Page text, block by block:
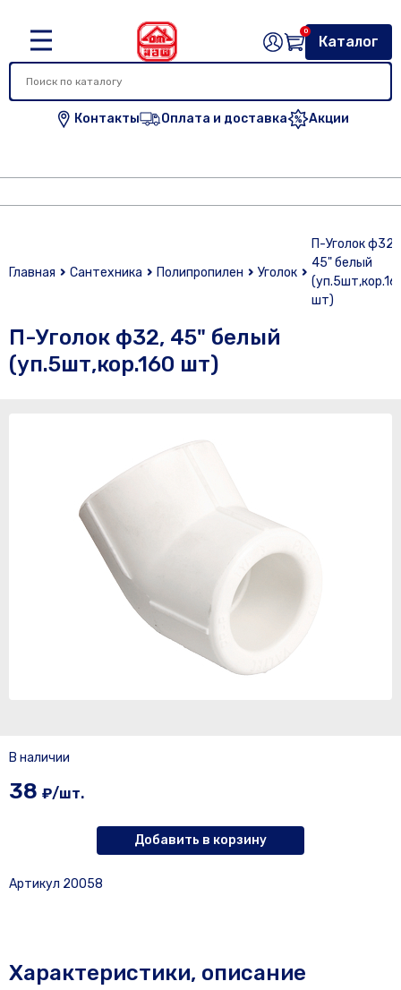
Контакты Оплата и доставка Акции
Каталог
0
Главная Сантехника Полипропилен Уголок
П-Уголок ф32,
45" белый
шт)
П-Уголок ф32, 45" белый
(уп.5шт,кор.160 шт)
В наличии
38 ₽/шт.
Добавить в корзину
Артикул 20058
Характеристики, описание